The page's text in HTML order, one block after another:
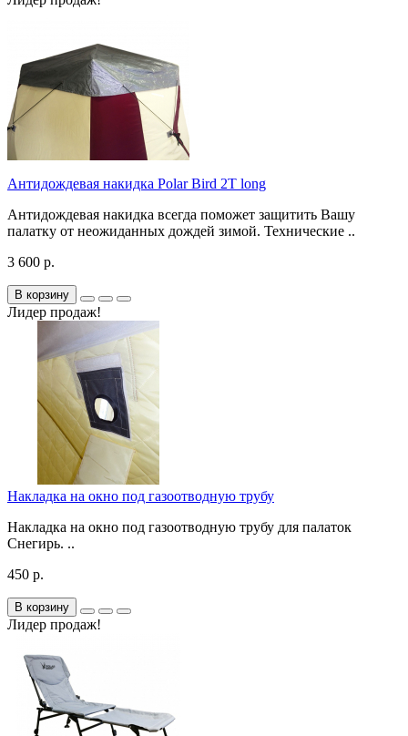
Антидождевая накидка Polar Bird 2T long
Антидождевая накидка всегда поможет защитить Вашу
палатку от неожиданных дождей зимой. Технические ..
3 600 р.
В корзину
Лидер продаж!
Накладка на окно под газоотводную трубу
Накладка на окно под газоотводную трубу для палаток
Снегирь. ..
450 р.
В корзину
Лидер продаж!